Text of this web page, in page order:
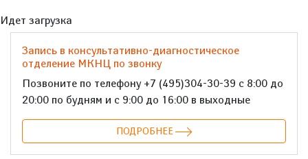
Идет загрузка
Запись в консультативно-диагностическое
отделение МКНЦ по звонку
Позвоните по телефону +7 (495)304-30-39 с 8:00 до
20:00 по будням и с 9:00 до 16:00 в выходные
ПОДРОБНЕЕ